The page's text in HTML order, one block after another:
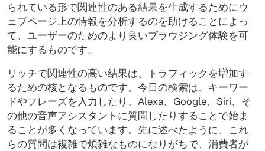
られている形で関連性のある結果を生成するためにウ
ェブページ上の情報を分析するのを助けることによっ
て、ユーザーのためのより良いブラウジング体験を可
能にするものです。
リッチで関連性の高い結果は、トラフィックを増加す
るための核となるものです。今日の検索は、キーワー
ドやフレーズを入力したり、Alexa、Google、Siri、そ
の他の音声アシスタントに質問したりすることで始ま
ることが多くなっています。先に述べたように、これ
らの質問は複雑で煩雑なものになりがちで、消費者が